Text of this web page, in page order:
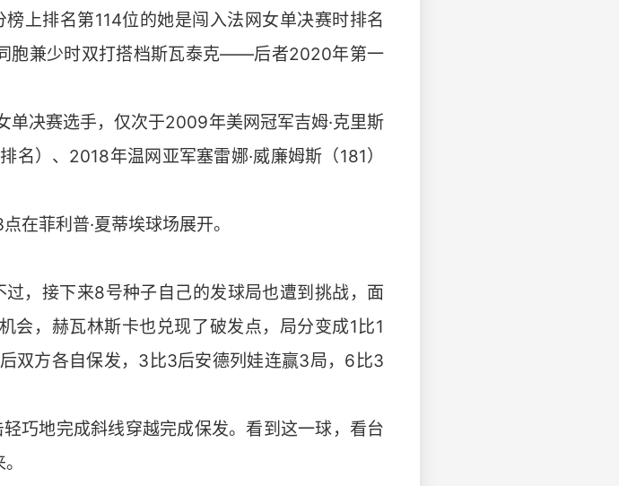
上排名第114位的她是闯入法网女单决赛时排名
胞兼少时双打搭档斯瓦泰克——后者2020年第一
决赛选手，仅次于2009年美网冠军吉姆·克里斯
）、2018年温网亚军塞雷娜·威廉姆斯（181）
在菲利普·夏蒂埃球场展开。
，接下来8号种子自己的发球局也遭到挑战，面
会，赫瓦林斯卡也兑现了破发点，局分变成1比1
双方各自保发，3比3后安德列娃连赢3局，6比3
巧地完成斜线穿越完成保发。看到这一球，看台